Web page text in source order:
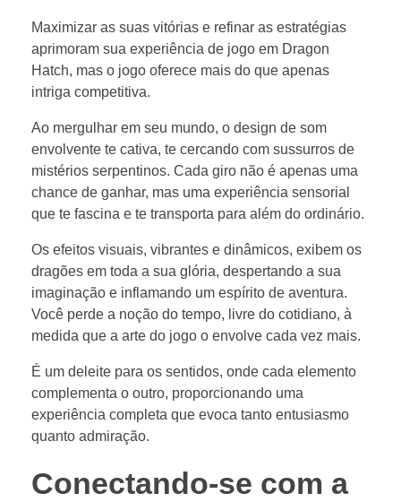
Maximizar as suas vitórias e refinar as estratégias
aprimoram sua experiência de jogo em Dragon
Hatch, mas o jogo oferece mais do que apenas
intriga competitiva.
Ao mergulhar em seu mundo, o design de som
envolvente te cativa, te cercando com sussurros de
mistérios serpentinos. Cada giro não é apenas uma
chance de ganhar, mas uma experiência sensorial
que te fascina e te transporta para além do ordinário.
Os efeitos visuais, vibrantes e dinâmicos, exibem os
dragões em toda a sua glória, despertando a sua
imaginação e inflamando um espírito de aventura.
Você perde a noção do tempo, livre do cotidiano, à
medida que a arte do jogo o envolve cada vez mais.
É um deleite para os sentidos, onde cada elemento
complementa o outro, proporcionando uma
experiência completa que evoca tanto entusiasmo
quanto admiração.
Conectando-se com a